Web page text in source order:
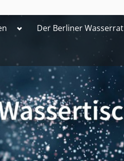
ToggleDer Berliner Wasserrat